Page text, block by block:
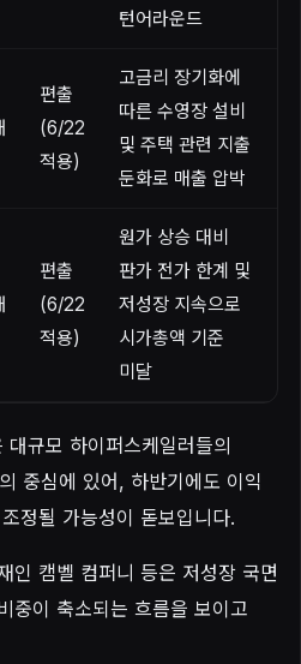
턴어라운드
편출
(6/22
적용)
고금리 장기화에
따른 수영장 설비
및 주택 관련 지출
둔화로 매출 압박
편출
(6/22
적용)
원가 상승 대비
판가 전가 한계 및
저성장 지속으로
시가총액 기준
미달
규모 하이퍼스케일러들의
중심에 있어, 하반기에도 이익
정될 가능성이 돋보입니다.
인 캠벨 컴퍼니 등은 저성장 국면
중이 축소되는 흐름을 보이고